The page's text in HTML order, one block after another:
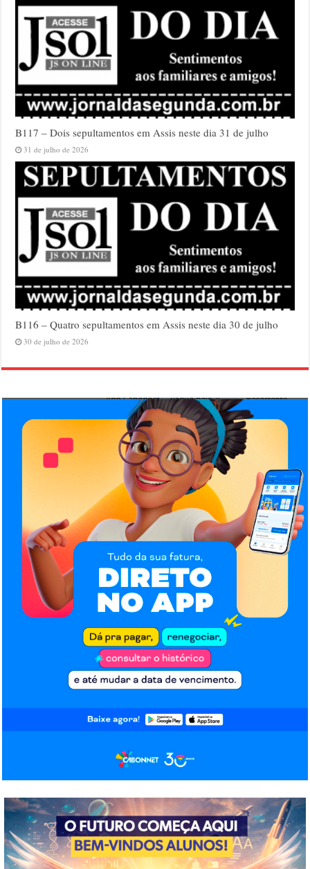
B117 – Dois sepultamentos em Assis neste dia 31 de julho
31 de julho de 2026
B116 – Quatro sepultamentos em Assis neste dia 30 de julho
30 de julho de 2026